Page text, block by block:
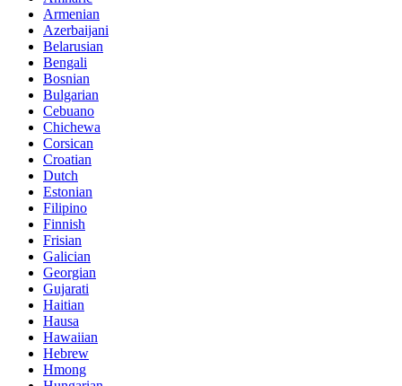
Armenian
Azerbaijani
Belarusian
Bengali
Bosnian
Bulgarian
Cebuano
Chichewa
Corsican
Croatian
Dutch
Estonian
Filipino
Finnish
Frisian
Galician
Georgian
Gujarati
Haitian
Hausa
Hawaiian
Hebrew
Hmong